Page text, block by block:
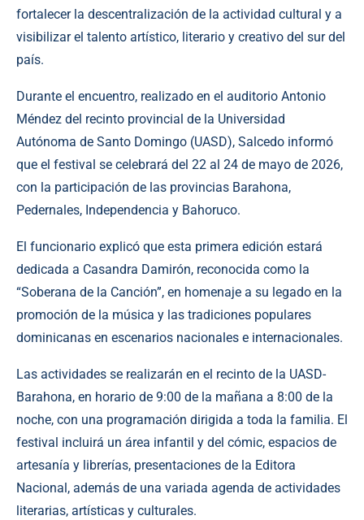
fortalecer la descentralización de la actividad cultural y a
visibilizar el talento artístico, literario y creativo del sur del
país.
Durante el encuentro, realizado en el auditorio Antonio
Méndez del recinto provincial de la Universidad
Autónoma de Santo Domingo (UASD), Salcedo informó
que el festival se celebrará del 22 al 24 de mayo de 2026,
con la participación de las provincias Barahona,
Pedernales, Independencia y Bahoruco.
El funcionario explicó que esta primera edición estará
dedicada a Casandra Damirón, reconocida como la
“Soberana de la Canción”, en homenaje a su legado en la
promoción de la música y las tradiciones populares
dominicanas en escenarios nacionales e internacionales.
Las actividades se realizarán en el recinto de la UASD-
Barahona, en horario de 9:00 de la mañana a 8:00 de la
noche, con una programación dirigida a toda la familia. El
festival incluirá un área infantil y del cómic, espacios de
artesanía y librerías, presentaciones de la Editora
Nacional, además de una variada agenda de actividades
literarias, artísticas y culturales.